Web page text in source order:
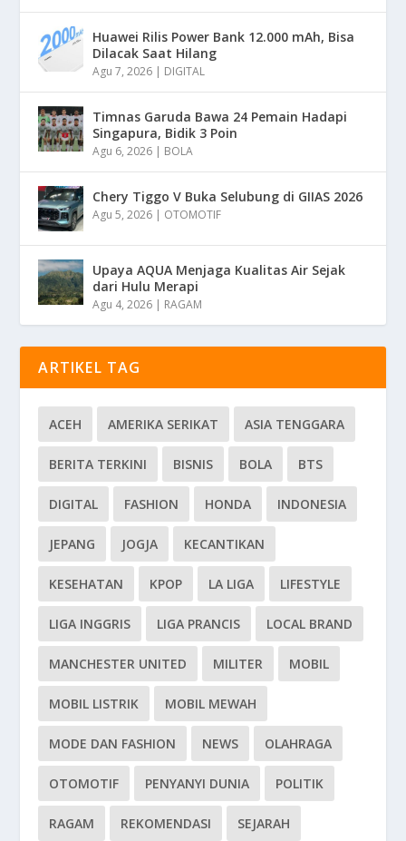
Huawei Rilis Power Bank 12.000 mAh, Bisa
Dilacak Saat Hilang
Agu 7, 2026 | DIGITAL
Timnas Garuda Bawa 24 Pemain Hadapi
Singapura, Bidik 3 Poin
Agu 6, 2026 | BOLA
Chery Tiggo V Buka Selubung di GIIAS 2026
Agu 5, 2026 | OTOMOTIF
Upaya AQUA Menjaga Kualitas Air Sejak
dari Hulu Merapi
Agu 4, 2026 | RAGAM
ARTIKEL TAG
ACEH AMERIKA SERIKAT ASIA TENGGARA
BERITA TERKINI BISNIS BOLA BTS
DIGITAL FASHION HONDA INDONESIA
JEPANG JOGJA KECANTIKAN
KESEHATAN KPOP LA LIGA LIFESTYLE
LIGA INGGRIS LIGA PRANCIS LOCAL BRAND
MANCHESTER UNITED MILITER MOBIL
MOBIL LISTRIK MOBIL MEWAH
MODE DAN FASHION NEWS OLAHRAGA
OTOMOTIF PENYANYI DUNIA POLITIK
RAGAM REKOMENDASI SEJARAH